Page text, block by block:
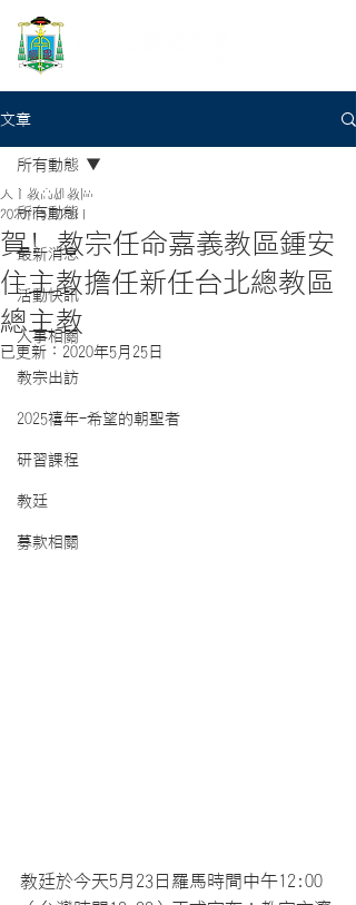
文章
所有動態
最新消息
活動快訊
人事相關
教宗出訪
2025禧年-希望的朝聖者
研習課程
教廷
募款相關
所有動態
賀! 教宗任命嘉義教區鍾安
住主教擔任新任台北總教區
總主教
天主教高雄教區
2020年5月23日
已更新： 2020年5月25日
教廷於今天5月23日羅馬時間中午12:00